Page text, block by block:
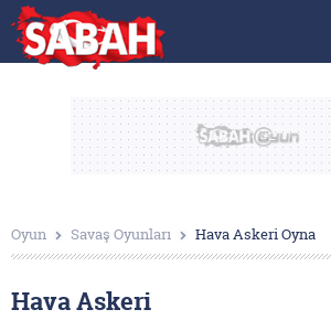
Oyun Savaş Oyunları Hava Askeri Oyna
Hava Askeri